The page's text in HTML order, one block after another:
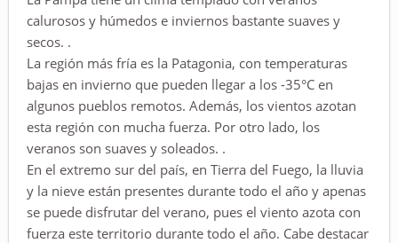
calurosos y húmedos e inviernos bastante suaves y
secos. .
La región más fría es la Patagonia, con temperaturas
bajas en invierno que pueden llegar a los -35°C en
algunos pueblos remotos. Además, los vientos azotan
esta región con mucha fuerza. Por otro lado, los
veranos son suaves y soleados. .
En el extremo sur del país, en Tierra del Fuego, la lluvia
y la nieve están presentes durante todo el año y apenas
se puede disfrutar del verano, pues el viento azota con
fuerza este territorio durante todo el año. Cabe destacar